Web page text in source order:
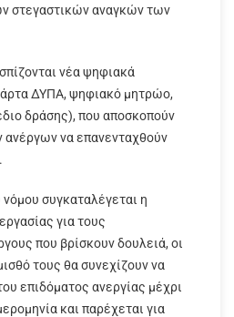
στεγαστικών αναγκών των
νέα ψηφιακά
ΔΥΠΑ, ψηφιακό μητρώο,
δράσης), που αποσκοπούν
ανέργων να επανενταχθούν
νόμου συγκαταλέγεται η
για τους
που βρίσκουν δουλειά, οι
τους θα συνεχίζουν να
επιδόματος ανεργίας μέχρι
και παρέχεται για